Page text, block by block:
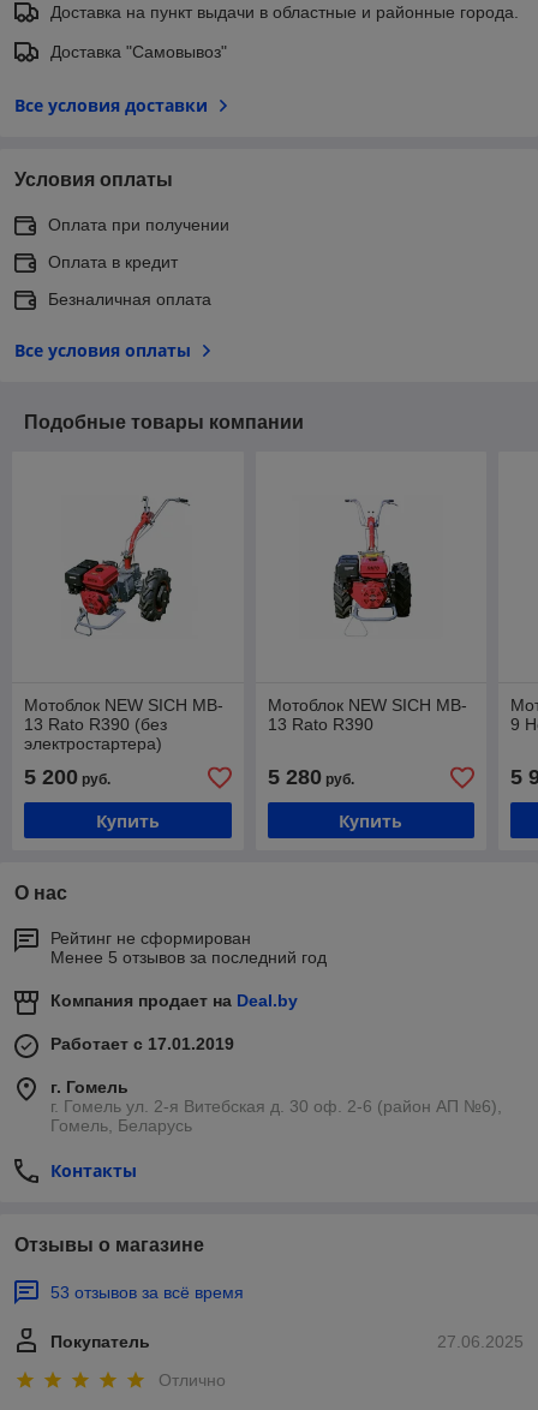
Доставка на пункт выдачи в областные и районные города.
Доставка "Самовывоз"
Все условия доставки
Условия оплаты
Оплата при получении
Оплата в кредит
Безналичная оплата
Все условия оплаты
Подобные товары компании
Мотоблок NEW SICH MB-
13 Rato R390 (без
электростартера)
5 200 руб.
Купить
Мотоблок NEW SICH MB-
13 Rato R390
5 280руб.
Купить
9
5
О нас
Рейтинг не сформирован
Менее 5 отзывов за последний год
Компания продает на Deal.by
Работает с 17.01.2019
г. Гомель
г. Гомель ул. 2-я Витебская д. 30 оф. 2-6 (район АП №6),
Гомель, Беларусь
Контакты
Отзывы о магазине
53 отзывов за всё время
27.06.2025
Покупатель
Отлично